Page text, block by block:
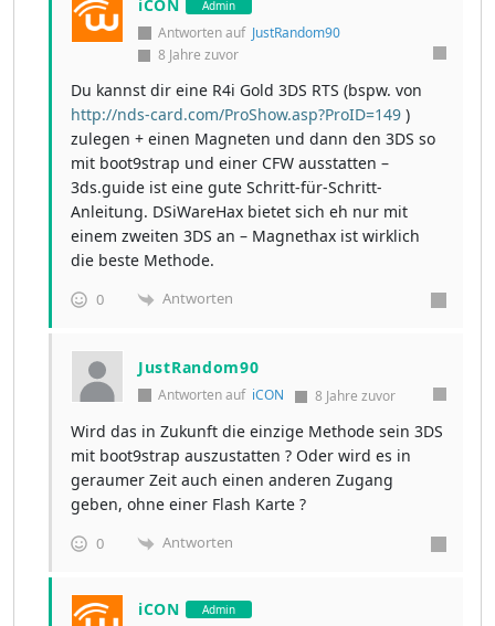
iCON Admin
Antworten auf JustRandom90
8 Jahre zuvor
Du kannst dir eine R4i Gold 3DS RTS (bspw. von
http://nds-card.com/ProShow.asp?ProID=149 )
zulegen + einen Magneten und dann den 3DS so
mit boot9strap und einer CFW ausstatten –
3ds.guide ist eine gute Schritt-für-Schritt-
Anleitung. DSiWareHax bietet sich eh nur mit
einem zweiten 3DS an – Magnethax ist wirklich
die beste Methode.
0 Antworten
JustRandom90
Antworten auf iCON 8 Jahre zuvor
Wird das in Zukunft die einzige Methode sein 3DS
mit boot9strap auszustatten ? Oder wird es in
geraumer Zeit auch einen anderen Zugang
geben, ohne einer Flash Karte ?
0 Antworten
iCON Admin